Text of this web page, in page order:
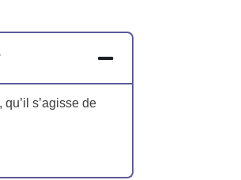
qu’il s’agisse de